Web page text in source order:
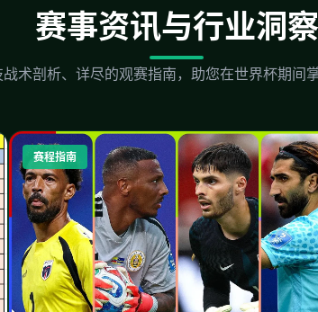
赛事资讯与行业洞察
术剖析、详尽的观赛指南，助您在世界杯期间
赛程指南